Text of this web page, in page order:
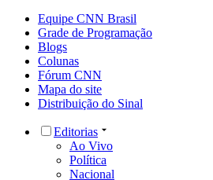
Equipe CNN Brasil
Grade de Programação
Blogs
Colunas
Fórum CNN
Mapa do site
Distribuição do Sinal
Editorias
Ao Vivo
Política
Nacional